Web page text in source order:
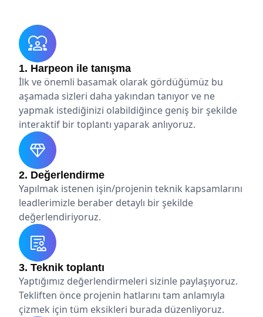
1. Harpeon ile tanışma
İlk ve önemli basamak olarak gördüğümüz bu
aşamada sizleri daha yakından tanıyor ve ne
yapmak istediğinizi olabildiğince geniş bir şekilde
interaktif bir toplantı yaparak anlıyoruz.
2. Değerlendirme
Yapılmak istenen işin/projenin teknik kapsamlarını
leadlerimizle beraber detaylı bir şekilde
değerlendiriyoruz.
3. Teknik toplantı
Yaptığımız değerlendirmeleri sizinle paylaşıyoruz.
Tekliften önce projenin hatlarını tam anlamıyla
çizmek için tüm eksikleri burada düzenliyoruz.